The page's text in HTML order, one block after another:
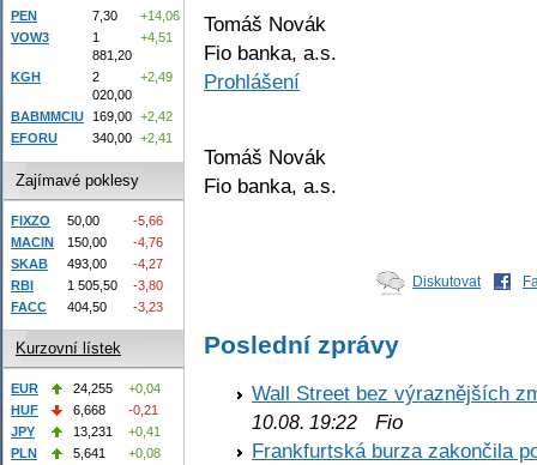
Tomáš Novák
Fio banka, a.s.
Prohlášení
Tomáš Novák
Fio banka, a.s.
Diskutovat
Poslední zprávy
Wall Street bez výraznějších
10.08. 19:22 Fio
Frankfurtská burza zakončila
PEN 7,30
+14,06
VOW3
1
881,20
+4,51
KGH
2
020,00
+2,49
BABMMCIU 169,00 +2,42
EFORU
340,00 +2,41
Zajímavé poklesy
FIXZO 50,00
-5,66
MACIN
150,00
-4,76
SKAB
493,00
-4,27
RBI
1 505,50
-3,80
FACC
404,50 -3,23
Kurzovní lístek
EUR 24,255
+0,04
HUF
6,668
-0,21
JPY
13,231
+0,41
PLN
5,641
+0,08